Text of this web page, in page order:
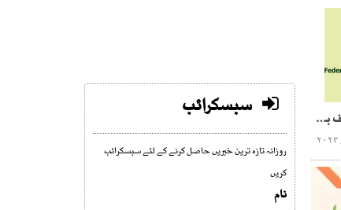
ودہولڈنگ ٹیکس کٹوتی میں ایف بی آر کی سنگین خامیوں کا انکشاف سبسکرائب
روزانہ تازہ ترین خبریں حاصل کرنے کے لئے سبسکرائب
کریں
نام